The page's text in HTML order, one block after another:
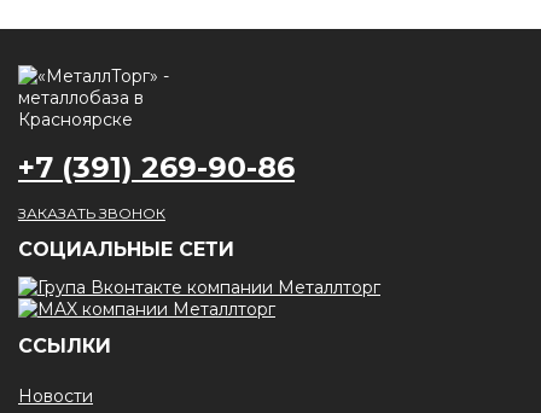
+7 (391) 269-90-86
ЗАКАЗАТЬ ЗВОНОК
CОЦИАЛЬНЫЕ СЕТИ
ССЫЛКИ
Новости